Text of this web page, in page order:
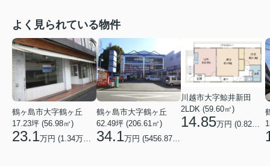
よく見られている物件
鶴ヶ島市大字鶴ヶ丘
17.23坪 (56.98㎡)
23.1万円 (1.34万円/坪)
鶴ヶ島市大字鶴ヶ丘
62.49坪 (206.61㎡)
34.1万円 (5456.87円/坪)
川越市大字鯨井新田
2LDK (59.60㎡)
14.85万円 (0.82万円/坪)